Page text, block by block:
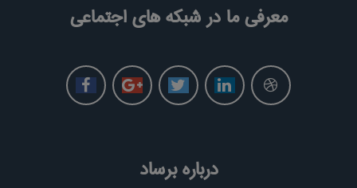
معرفی ما در شبکه های اجتماعی
درباره برساد